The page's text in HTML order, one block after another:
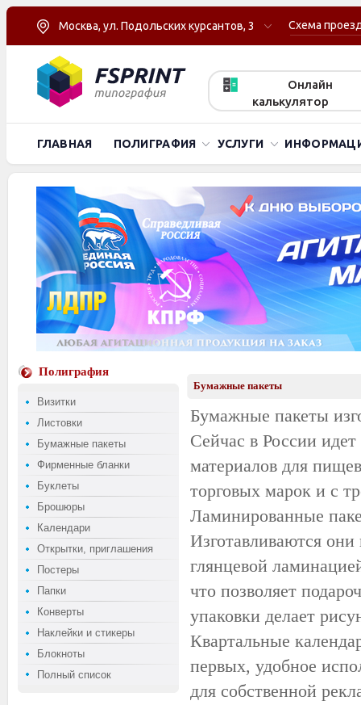
Москва, ул. Подольских курсантов, 3 Схема
Онлайн
калькулятор
ГЛАВНАЯ ПОЛИГРАФИЯ УСЛУГИ
Полиграфия
Визитки
Листовки
Бумажные пакеты
Фирменные бланки
Буклеты
Брошюры
Календари
Открытки, приглашения
Постеры
Папки
Конверты
Наклейки и стикеры
Блокноты
Полный список
Бумажные пакеты
Бумажные пакеты
Сейчас в России
материалов для
торговых марок и с
Ламинированные
Изготавливаются
глянцевой
что позволяет
упаковки делает
Квартальные
первых, удобное
для собственной